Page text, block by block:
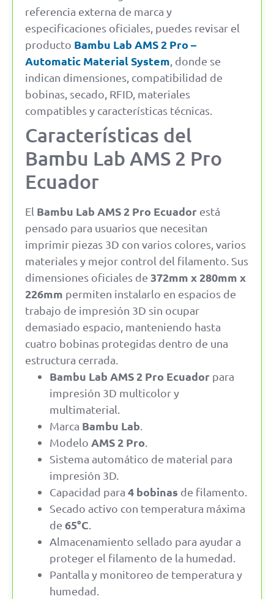
referencia externa de marca y
especificaciones oficiales, puedes revisar el
producto Bambu Lab AMS 2 Pro –
Automatic Material System , donde se
indican dimensiones, compatibilidad de
bobinas, secado, RFID, materiales
compatibles y características técnicas.
Características del
Bambu Lab AMS 2 Pro
Ecuador
El Bambu Lab AMS 2 Pro Ecuador está
pensado para usuarios que necesitan
imprimir piezas 3D con varios colores, varios
materiales y mejor control del filamento. Sus
dimensiones oficiales de 372mm x 280mm x
226mm permiten instalarlo en espacios de
trabajo de impresión 3D sin ocupar
demasiado espacio, manteniendo hasta
cuatro bobinas protegidas dentro de una
estructura cerrada.
Bambu Lab AMS 2 Pro Ecuador para
impresión 3D multicolor y
multimaterial.
Marca Bambu Lab
Modelo AMS 2 Pro
Sistema automático de material para
impresión 3D.
Capacidad para 4 bobinas de filamento.
Secado activo con temperatura máxima
de 65°C
Almacenamiento sellado para ayudar a
proteger el filamento de la humedad.
Pantalla y monitoreo de temperatura y
humedad.